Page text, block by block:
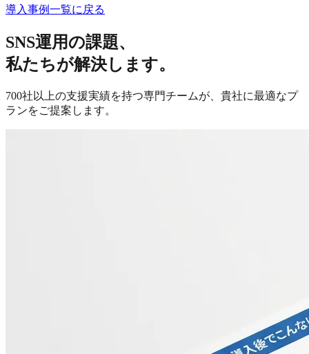
導入事例一覧に戻る
SNS運用の課題、
私たちが解決します。
700社以上の支援実績を持つ専門チームが、貴社に最適なプ
ランをご提案します。